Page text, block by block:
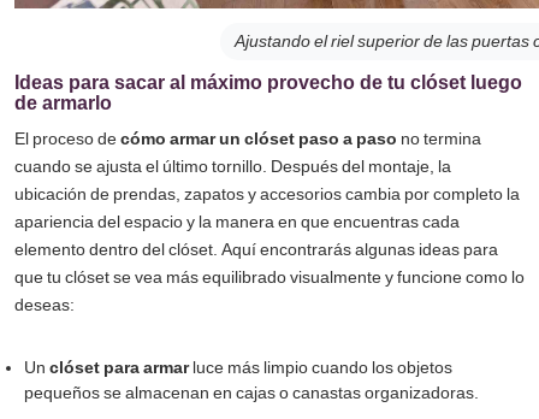
Ajustando el riel superior de las puertas
Ideas para sacar al máximo provecho de tu clóset luego
de armarlo
El proceso decómo armar un clóset paso a paso no termina
cuando se ajusta el último tornillo. Después del montaje, la
ubicación de prendas, zapatos y accesorios cambia por completo la
apariencia del espacio y la manera en que encuentras cada
elemento dentro del clóset. Aquí encontrarás algunas ideas para
que tu clóset se vea más equilibrado visualmente y funcione como lo
deseas:
Unclóset para armarluce más limpio cuando los objetos
pequeños se almacenan en cajas o canastas organizadoras.